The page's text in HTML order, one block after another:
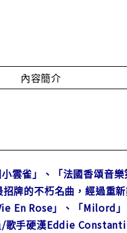
內容簡介
雲雀」、「法國香頌音樂
牌的不朽名曲，經過重
En Rose」、「Milord
/歌手硬漢Eddie